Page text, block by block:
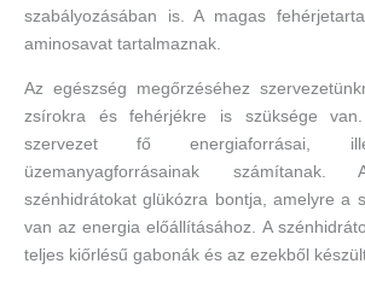
szabályozásában is. A magas
aminosavat tartalmaznak.
Az egészség megőrzéséhez
zsírokra és fehérjékre is szüksége
szervezet fő energiaforrásai,
üzemanyagforrásainak
szénhidrátokat glükózra bontja, amelyre a
van az energia előállításához. A
teljes kiőrlésű gabonák és az ezekből